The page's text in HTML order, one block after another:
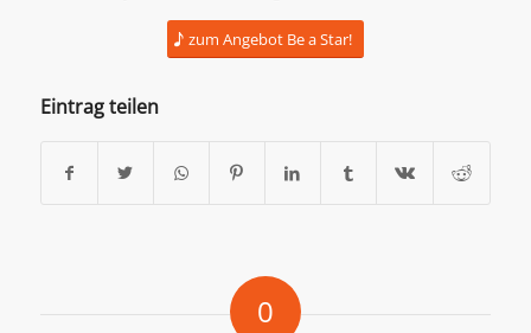
zum Angebot Be a Star!
Eintrag teilen
0